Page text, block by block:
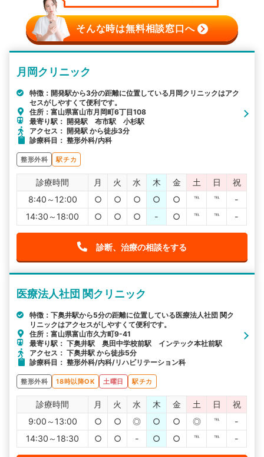
そんな時は無料相談窓口へ
月岡クリニック
特徴：開発駅から3分の距離に位置している月岡クリニックはアク
セスがしやすくて便利です。
住所：富山県富山市月岡町6丁目108
最寄り駅： 開発駅 布市駅 小杉駅
アクセス： 開発駅 から徒歩3分
診療科目： 整形外科/内科
整形外科 駅チカ
診療時間 月 火 水 木 金 土 日
祝
8:40～12:00
○ ○ ○ ○ ○ ℡ ℡
-
14:30～18:00
○ ○ ○ - ○ ℡ ℡ -
診断、治療の相談をする
医療法人社団 関クリニック
特徴：下奥井駅から5分の距離に位置している医療法人社団 関ク
リニックはアクセスがしやすくて便利です。
住所：富山県富山市久方町9-41
最寄り駅： 下奥井駅 奥田中学校前駅 インテック本社前駅
アクセス： 下奥井駅 から徒歩5分
診療科目： 整形外科/内科/リハビリテーション科
整形外科 18時以降OK 土曜日 駅チカ
診療時間 月 火 水 木 金 土 日
祝
9:00～13:00
○ ○ ◎ ○ ○ ◎ ℡
-
14:30～18:30
○ ○ - ○ ○ ℡ ℡ -